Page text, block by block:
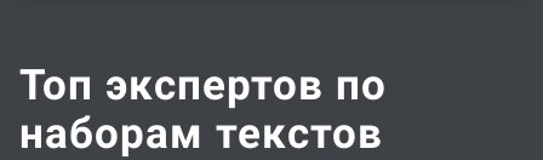
Топ экспертов по
наборам текстов